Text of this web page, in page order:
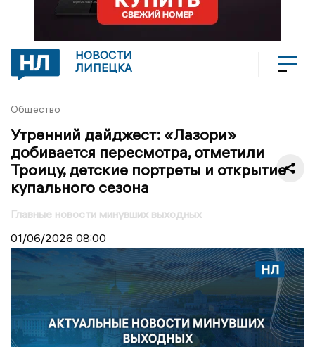
НОВОСТИ
ЛИПЕЦКА
Общество
Утренний дайджест: «Лазори»
добивается пересмотра, отметили
Троицу, детские портреты и открытие
купального сезона
Главные новости минувших выходных
01/06/2026 08:00